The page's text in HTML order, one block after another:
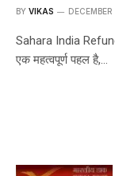
BY VIKAS
Sahara India
एक महत्वपूर्ण पहल है,…